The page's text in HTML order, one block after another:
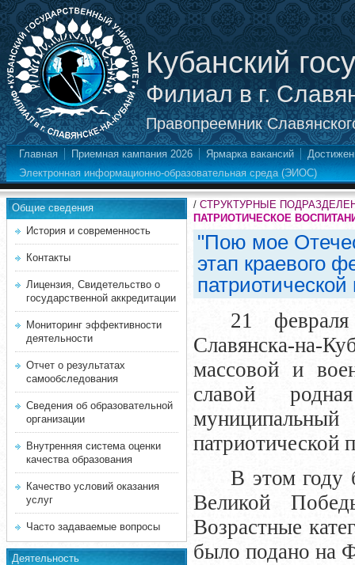
Кубанский
Филиал в г.
Правопреемник
Главная Приемная кампания 2026 Ярмарка вакансий
Электронная информационно-образовательная среда (ЭИОС)
Общие сведения
История и современность
Контакты
Лицензия, Свидетельство о
государственной аккредитации
Мониторинг эффективности
деятельности
Отчет о результатах
самообследования
Сведения об образовательной
организации
Внутренняя система оценки
качества образования
Качество условий оказания
услуг
Часто задаваемые вопросы
Деятельность
/ СТРУКТУРНЫЕ
ПАТРИОТИЧЕСКОЕ
"Пою мое
этап краевого
патриотической
21
Славянска-на-
массовой и
славой
муниципальный
патриотической
В этом году
Великой
Возрастные
было подано на